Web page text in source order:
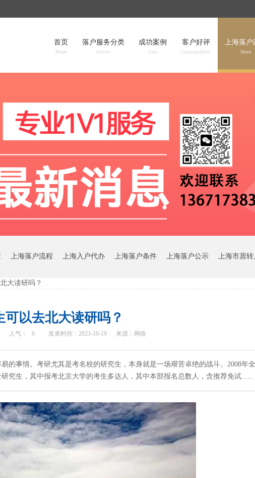
首页
Home
落户服务分类
Service
成功案例
Case
客户好评
CustomerShow
上海落户
News
上海落户流程 上海入户代办 上海落户条件 上海落户公示 上海市居转
大读研吗？
可以去北大读研吗？
人气： 0 发表时间：2023-10-19 来源：网络
的事情。考研尤其是考名校的研究生，本身就是一场艰苦卓绝的战斗。2008年
究生，其中报考北京大学的考生多达人，其中本部报名总数人，含推荐免试......